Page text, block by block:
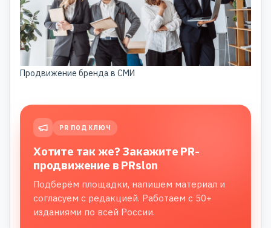
Продвижение бренда в СМИ
PR ПОД КЛЮЧ
Хотите так же? Закажите PR-
продвижение в PRslon
Подберём площадки, напишем материал и
согласуем с редакцией. Работаем с 50+
изданиями по всей России.